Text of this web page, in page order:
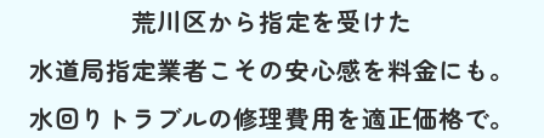
荒川区から指定を受けた
水道局指定業者こその安心感を料金にも。
水回りトラブルの修理費用を適正価格で。